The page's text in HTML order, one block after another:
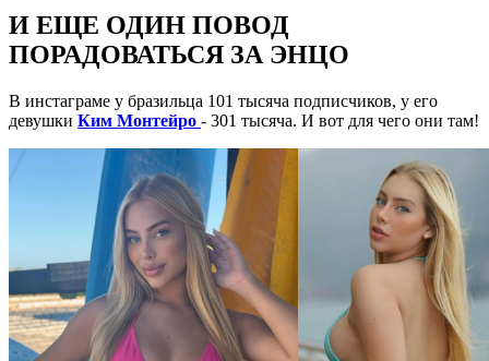
И ЕЩЕ ОДИН ПОВОД
ПОРАДОВАТЬСЯ ЗА ЭНЦО
В инстаграме у бразильца 101 тысяча подписчиков, у его
девушки Ким Монтейро - 301 тысяча. И вот для чего они там!